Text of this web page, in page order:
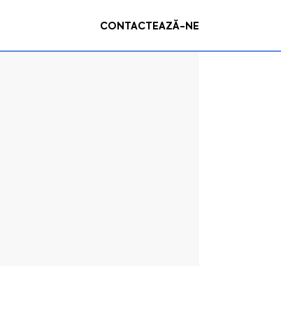
CONTACTEAZĂ-NE